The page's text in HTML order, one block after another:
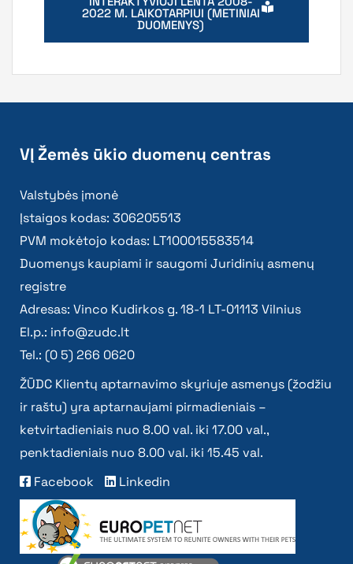
2022 M. LAIKOTARPIUI (METINIAI
DUOMENYS)
VĮ Žemės ūkio duomenų centras
Valstybės įmonė
Įstaigos kodas: 306205513
PVM mokėtojo kodas: LT100015583514
Duomenys kaupiami ir saugomi Juridinių asmenų
registre
Adresas: Vinco Kudirkos g. 18-1 LT-01113 Vilnius
El.p.: info@zudc.lt
Tel.: (0 5) 266 0620
ŽŪDC Klientų aptarnavimo skyriuje asmenys (žodžiu
ir raštu) yra aptarnaujami pirmadieniais –
ketvirtadieniais nuo 8.00 val. iki 17.00 val.,
penktadieniais nuo 8.00 val. iki 15.45 val.
Facebook
Linkedin